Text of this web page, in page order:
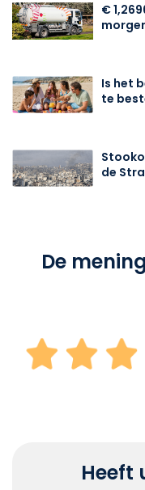
€
Is het
te
de
De
Heeft